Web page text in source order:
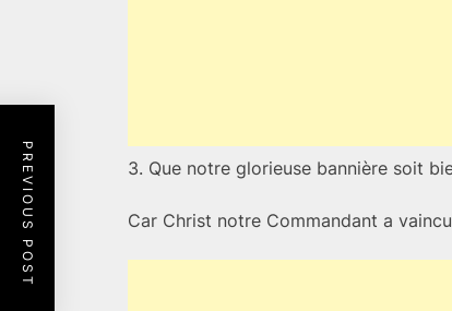
3. Que notre glorieuse bannière soit
Car Christ notre Commandant a
PREVIOUS POST